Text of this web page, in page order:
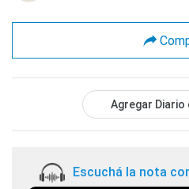
Agregar Diario
Escuchá la nota